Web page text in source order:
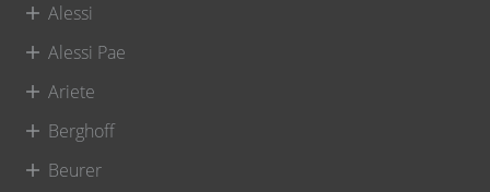
Alessi
Alessi Pae
Ariete
Berghoff
Beurer